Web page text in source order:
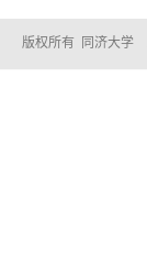
版权所有 同济大学